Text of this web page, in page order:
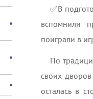
✅️В
вспомнили
поиграли в
По
своих дворов
осталась в